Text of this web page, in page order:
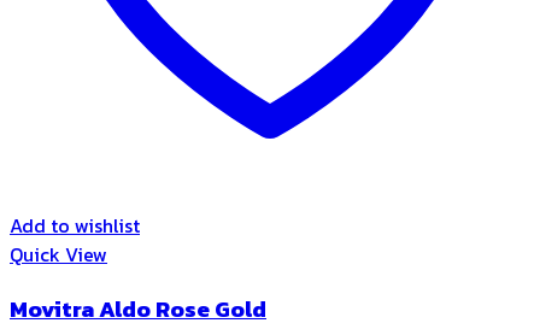
Add to wishlist
Quick View
Movitra Aldo Rose Gold